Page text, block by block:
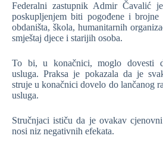
Federalni zastupnik Admir Čavalić
poskupljenjem biti pogođene i brojne
obdaništa, škola, humanitarnih
smještaj djece i starijih osoba.
To bi, u konačnici, moglo dovesti
usluga. Praksa je pokazala da je
struje u konačnici dovelo do lančanog
usluga.
Stručnjaci ističu da je ovakav
nosi niz negativnih efekata.